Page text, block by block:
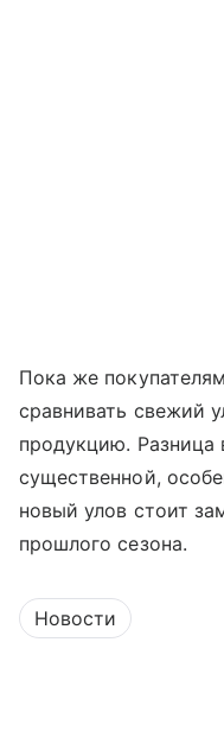
Пока же
сравнивать свежий
продукцию.
существенной,
новый улов стоит
прошлого сезона.
Новости